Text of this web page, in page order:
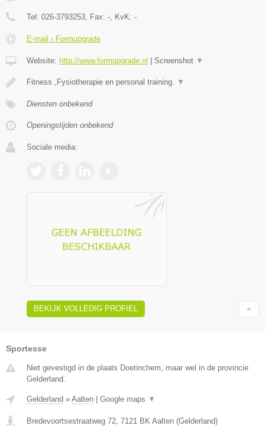
Tel: 026-3793253 , Fax: - , KvK: -
E-mail › Formupgrade
Website: http://www.formupgrade.nl Screenshot ▼
Fitness ,Fysiotherapie en personal training. ▼
Diensten onbekend
Openingstijden onbekend
Sociale media:
BEKIJK VOLLEDIG PROFIEL
Sportesse
Niet gevestigd in de plaats Doetinchem, maar wel in de provincie
Gelderland.
Gelderland » Aalten | Google maps ▼
Bredevoortsestraatweg 72 7121 BK Aalten (Gelderland)